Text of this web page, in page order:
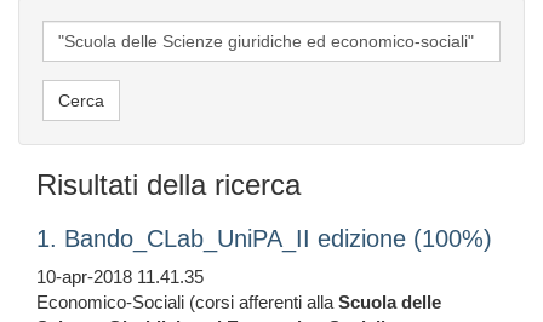
Risultati della ricerca
1. Bando_CLab_UniPA_II edizione (100%)
10-apr-2018 11.41.35
Economico-Sociali (corsi afferenti allaScuola delle